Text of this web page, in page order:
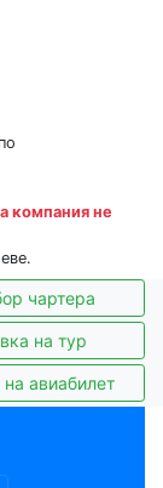
компания не
чартера
на тур
авиабилет